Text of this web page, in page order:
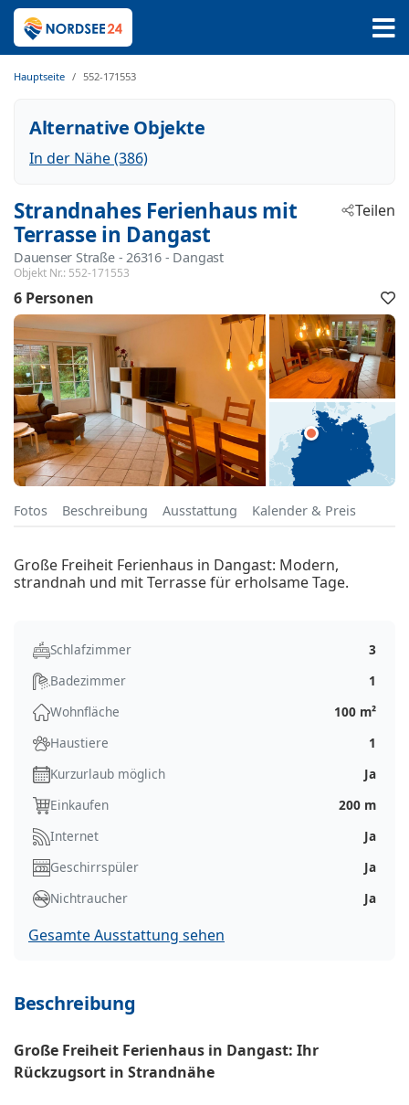
Hauptseite 552-171553
Alternative Objekte
In der Nähe (386)
Strandnahes Ferienhaus mit
Terrasse in Dangast
Dauenser Straße - 26316 - Dangast
Objekt Nr.: 552-171553
Teilen
6 Personen
Fotos Beschreibung Ausstattung Kalender & Preis
Große Freiheit Ferienhaus in Dangast: Modern,
strandnah und mit Terrasse für erholsame Tage.
Schlafzimmer
3
Badezimmer
1
Wohnfläche
100 m²
Haustiere
1
Kurzurlaub möglich
Ja
Einkaufen
200 m
Internet
Ja
Geschirrspüler
Ja
Nichtraucher
Ja
Gesamte Ausstattung sehen
Beschreibung
Große Freiheit Ferienhaus in Dangast: Ihr
Rückzugsort in Strandnähe